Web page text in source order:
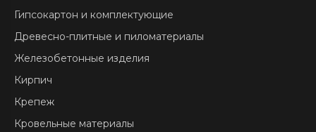
Гипсокартон и комплектующие
Древесно-плитные и пиломатериалы
Железобетонные изделия
Кирпич
Крепеж
Кровельные материалы